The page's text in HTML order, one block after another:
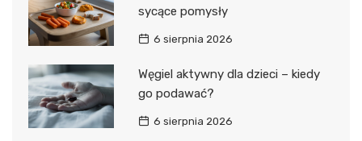
sycące pomysły
6 sierpnia 2026
Węgiel aktywny dla dzieci – kiedy
go podawać?
6 sierpnia 2026